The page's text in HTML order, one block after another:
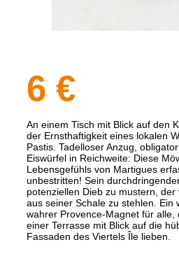
6 €
An einem Tisch mit Blick auf den
der Ernsthaftigkeit eines lokalen
Pastis. Tadelloser Anzug,
Eiswürfel in Reichweite: Diese
Lebensgefühls von Martigues
unbestritten! Sein
potenziellen Dieb zu mustern,
aus seiner Schale zu stehlen. Ein
wahrer Provence-Magnet für
einer Terrasse mit Blick auf die
Fassaden des Viertels Île lieben.